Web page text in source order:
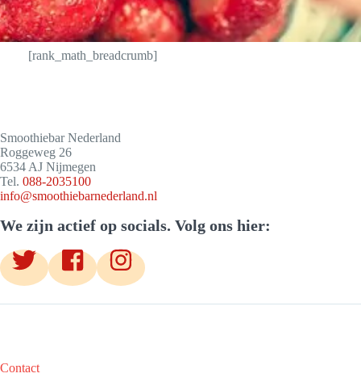
[rank_math_breadcrumb]
Smoothiebar Nederland
Roggeweg 26
6534 AJ Nijmegen
Tel. 088-2035100
info@smoothiebarnederland.nl
We zijn actief op socials. Volg ons hier:
Contact